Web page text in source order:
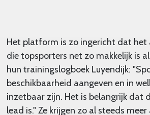
Het platform is zo ingericht dat het
die topsporters net zo makkelijk is
hun trainingslogboek Luyendijk:
beschikbaarheid aangeven en in
inzetbaar zijn. Het is belangrijk dat
lead is." Ze krijgen zo al steeds